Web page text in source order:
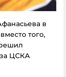
в
того,
ЦСКА